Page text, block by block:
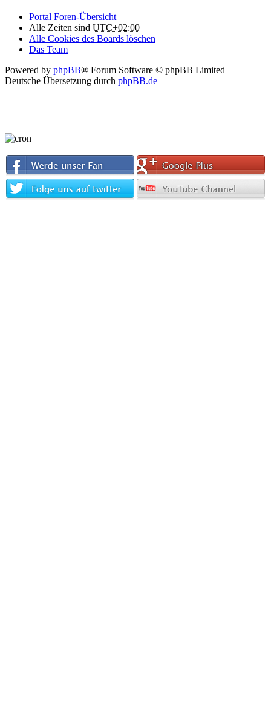
Portal Foren-Übersicht
Alle Zeiten sind UTC+02:00
Alle Cookies des Boards löschen
Das Team
Powered by phpBB® Forum Software © phpBB Limited
Deutsche Übersetzung durch phpBB.de